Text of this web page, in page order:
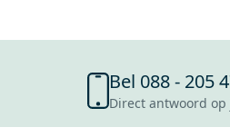
Bel 088 - 205
Direct antwoord op